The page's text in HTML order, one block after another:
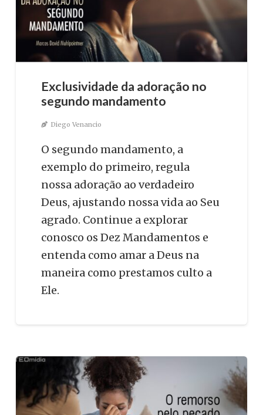
Exclusividade da adoração no
segundo mandamento
Diego Venancio
O segundo mandamento, a
exemplo do primeiro, regula
nossa adoração ao verdadeiro
Deus, ajustando nossa vida ao Seu
agrado. Continue a explorar
conosco os Dez Mandamentos e
entenda como amar a Deus na
maneira como prestamos culto a
Ele.